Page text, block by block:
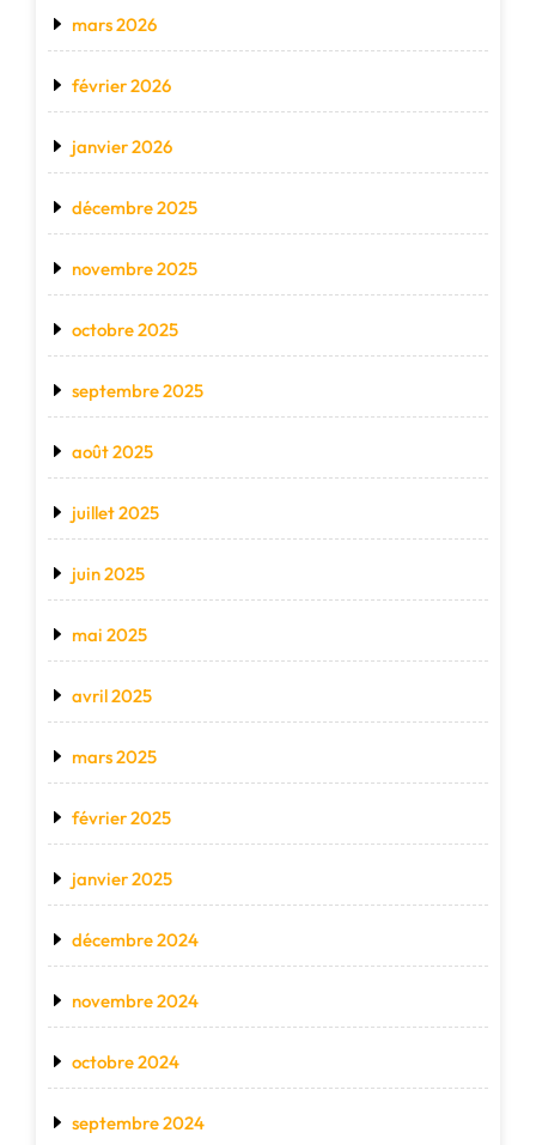
mars 2026
février 2026
janvier 2026
décembre 2025
novembre 2025
octobre 2025
septembre 2025
août 2025
juillet 2025
juin 2025
mai 2025
avril 2025
mars 2025
février 2025
janvier 2025
décembre 2024
novembre 2024
octobre 2024
septembre 2024